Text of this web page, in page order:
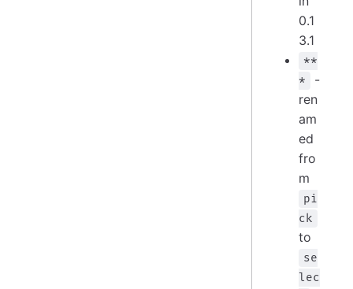
0.1
3.1
**
*
-
ren
am
ed
fro
m
pi
ck
to
se
lec